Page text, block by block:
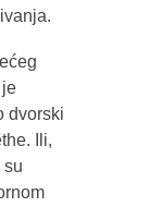
dvorski
Ili,
su